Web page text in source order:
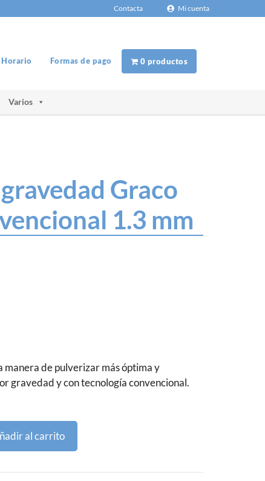
Contacta Mi cuenta
Horario Formas de pago 0 productos
Varios
Graco
1.3 mm
manera de pulverizar más óptima y
gravedad y con tecnología convencional.
al carrito